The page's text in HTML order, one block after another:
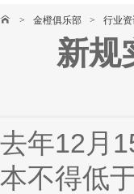
关于2020年端午节期间
关于进一步加强代理贵
关于加强代理贵金属业务
关于平安银行电子版信
> 金橙俱乐部 > 行业
新规
去年12月
本不得低